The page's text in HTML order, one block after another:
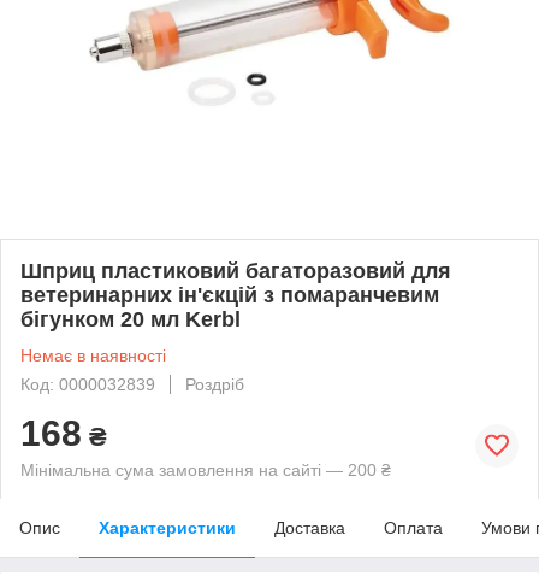
Шприц пластиковий багаторазовий для
ветеринарних ін'єкцій з помаранчевим
бігунком 20 мл Kerbl
Немає в наявності
Код: 0000032839
Роздріб
168 ₴
Мінімальна сума замовлення на сайті — 200 ₴
Опис Характеристики Доставка Оплата Умови